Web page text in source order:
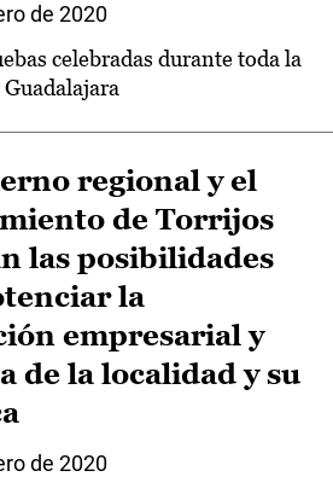
de 2020
celebradas durante toda la
regional y el
de Torrijos
las posibilidades
la
empresarial y
de la localidad y su
de 2020